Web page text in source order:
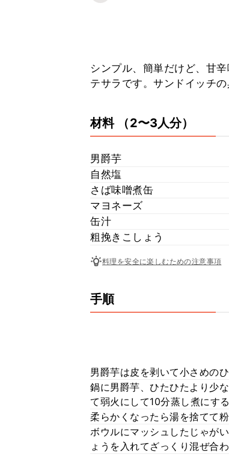
シンプル、簡単だけど、甘
テサラです。サンドイッチ
材料 （2〜3人分）
男爵芋
自然塩
さば味噌煮缶
マヨネーズ
缶汁
粗挽きこしょう
料理を安全に楽しむための注意事項
手順
男爵芋は皮を剥いて小さめのひ
鍋に男爵芋、ひたひたより少
て弱火にして10分蒸し煮にする
柔らかくなったら湯を捨てて
ボウルにマッシュしたじゃが
ょうを入れてざっくり混ぜ合わ